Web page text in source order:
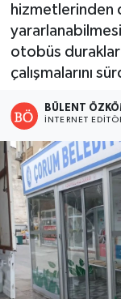
hizmetlerinden
otobüs
çalışmalarını
BÜLENT
İNTERNET
Haber Arşivi